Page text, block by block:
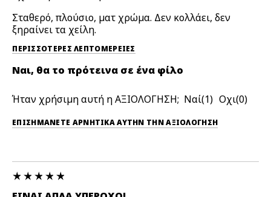
Σταθερό, πλούσιο, ματ χρώμα. Δεν κολλάει, δεν
ξηραίνει τα χείλη.
ΠΕΡΙΣΣΌΤΕΡΕΣ ΛΕΠΤΟΜΈΡΕΙΕΣ
Ναι, θα το πρότεινα σε ένα φίλο
Ήταν χρήσιμη αυτή η ΑΞΙΟΛΟΓΗΣΗ; 1 0
ΕΠΙΣΗΜΆΝΕΤΕ ΑΡΝΗΤΙΚΆ ΑΥΤΉΝ ΤΗΝ ΑΞΙΟΛΟΓΗΣΗ